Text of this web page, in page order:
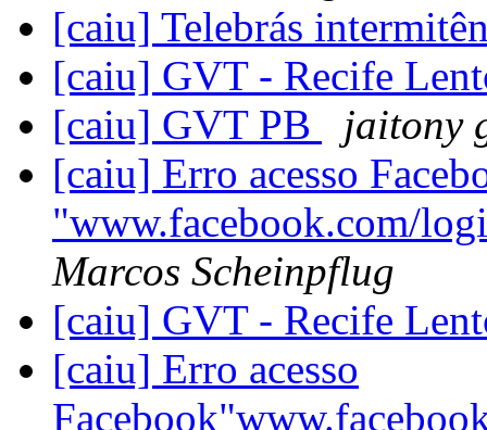
[caiu] Telebrás
[caiu] GVT - Recife
[caiu] GVT PB
jaitony
[caiu] Erro acesso
"www.facebook.com/
Marcos Scheinpflug
[caiu] GVT - Recife
[caiu] Erro acesso